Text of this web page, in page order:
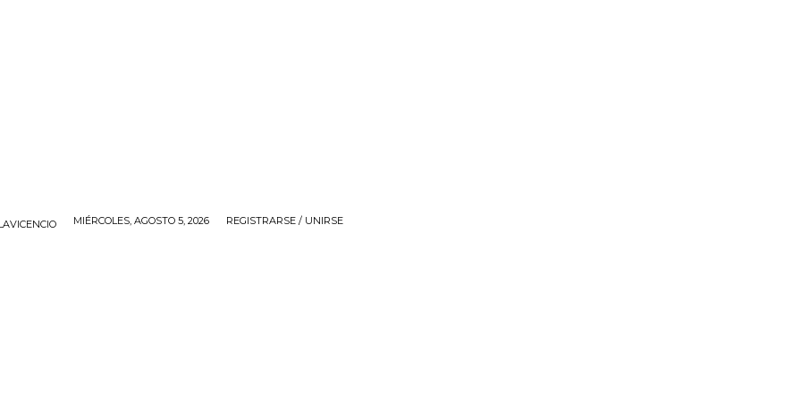
MIÉRCOLES, AGOSTO 5, 2026 REGISTRARSE / UNIRSE